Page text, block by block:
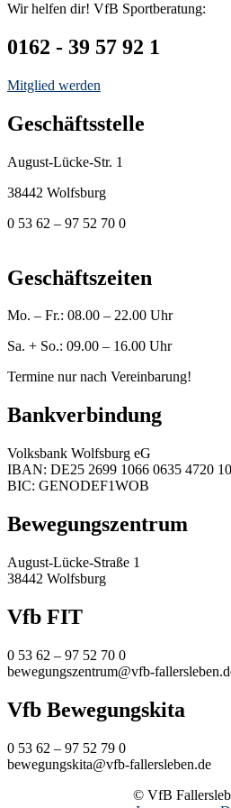
Wir helfen dir! VfB Sportberatung:
0162 - 39 57 92 1
Mitglied werden
Geschäftsstelle
August-Lücke-Str. 1
38442 Wolfsburg
0 53 62 – 97 52 70 0
Geschäftszeiten
Mo. – Fr.: 08.00 – 22.00 Uhr
Sa. + So.: 09.00 – 16.00 Uhr
Termine nur nach Vereinbarung!
Bankverbindung
Volksbank Wolfsburg eG
IBAN: DE25 2699 1066 0635 4720 10
BIC: GENODEF1WOB
Bewegungszentrum
August-Lücke-Straße 1
38442 Wolfsburg
Vfb FIT
0 53 62 – 97 52 70 0
bewegungszentrum@vfb-
Vfb Bewegungskita
0 53 62 – 97 52 79 0
bewegungskita@vfb-fallersleben.de
© VfB